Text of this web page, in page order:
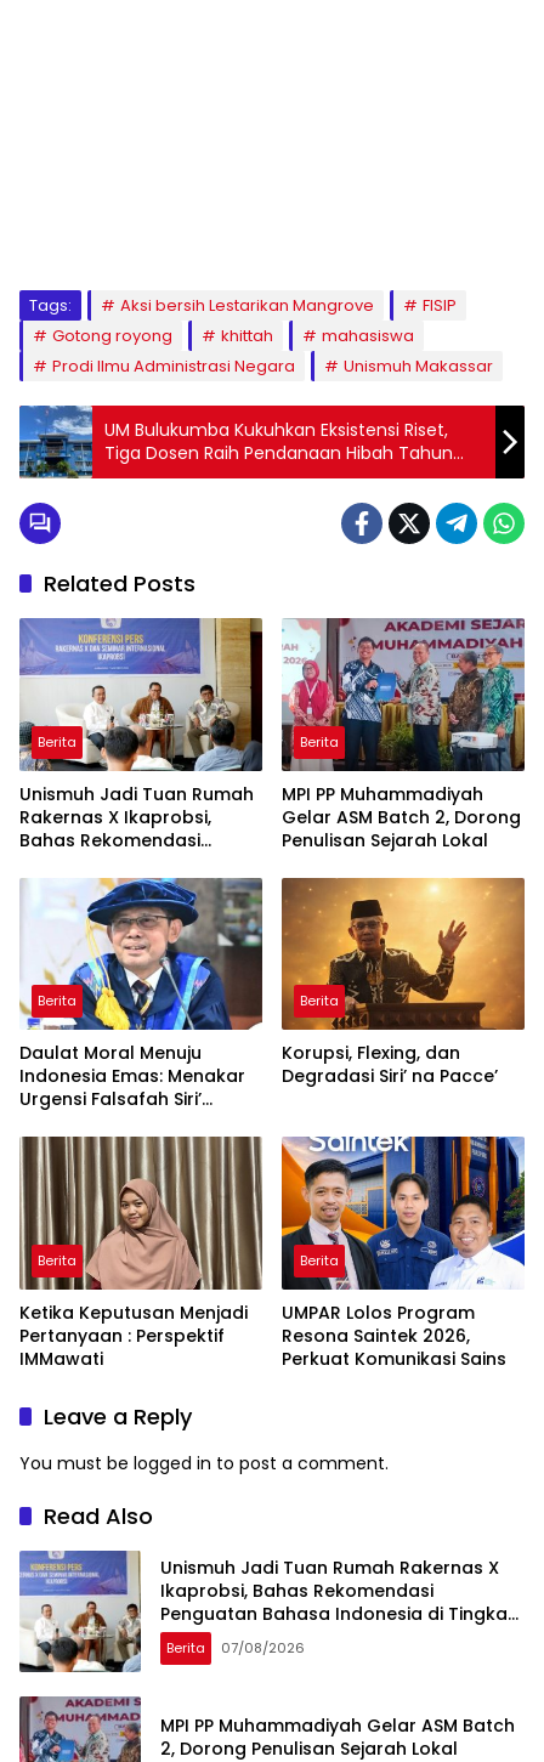
Tags: Aksi bersih Lestarikan Mangrove
FISIP
Gotong royong
khittah
mahasiswa
Prodi Ilmu Administrasi Negara
Unismuh Makassar
UM Bulukumba Kukuhkan Eksistensi Riset,
Tiga Dosen Raih Pendanaan Hibah Tahun
2025
Related Posts
Berita
Unismuh Jadi Tuan Rumah
Rakernas X Ikaprobsi,
Bahas Rekomendasi
Indonesia di Tingkat
Global
Berita
MPI PP Muhammadiyah
Gelar ASM Batch 2, Dorong
Penulisan Sejarah Lokal
Berita
Daulat Moral Menuju
Indonesia Emas: Menakar
Urgensi Falsafah Siri’
Ancaman Kleptokrasi
Berita
Korupsi, Flexing, dan
Degradasi Siri’ na Pacce’
Berita
Ketika Keputusan Menjadi
Pertanyaan : Perspektif
IMMawati
Berita
UMPAR Lolos Program
Resona Saintek 2026,
Perkuat Komunikasi Sains
Leave a Reply
You must be logged in to post a comment.
Read Also
Unismuh Jadi Tuan Rumah Rakernas X
Ikaprobsi, Bahas Rekomendasi
Penguatan Bahasa Indonesia di Tingkat
Global
Berita 07/08/2026
MPI PP Muhammadiyah Gelar ASM Batch
2, Dorong Penulisan Sejarah Lokal